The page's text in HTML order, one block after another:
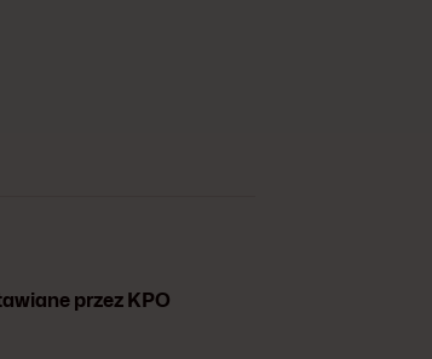
przez KPO